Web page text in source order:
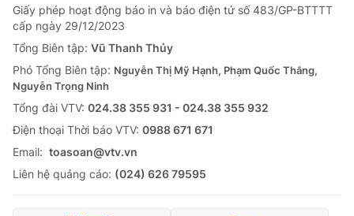
VTV Sức khoẻ
Thị trường 24h Tấm lòng Việt
VTV4 Vươn mình bằng AI
VTV9 VTV8
Giấy phép hoạt động báo in và báo điện tử số 483/GP-BTTTT
cấp ngày 29/12/2023
Tổng Biên tập: Vũ Thanh Thủy
Phó Tổng Biên tập: Nguyễn Thị Mỹ Hạnh, Phạm Quốc Thắng,
Nguyễn Trọng Ninh
Tổng đài VTV: 024.38 355 931 - 024.38 355 932
Ðiện thoại Thời báo VTV: 0988 671 671
Email: toasoan@vtv.vn
Liên hệ quảng cáo: (024) 626 79595